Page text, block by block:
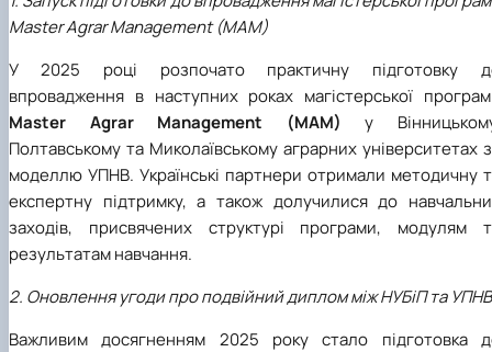
Master Agrar Management (MAM)
У 2025 році розпочато практичну підготовку
впровадження в наступних роках магістерської
Master Agrar Management (MAM) у
Полтавському та Миколаївському аграрних університетах
моделлю УПНВ. Українські партнери отримали методичну
експертну підтримку, а також долучилися до
заходів, присвячених структурі програми, модулям
результатам навчання.
2. Оновлення угоди про подвійний диплом між НУБіП та УПНВ
Важливим досягненням 2025 року стало підготовка